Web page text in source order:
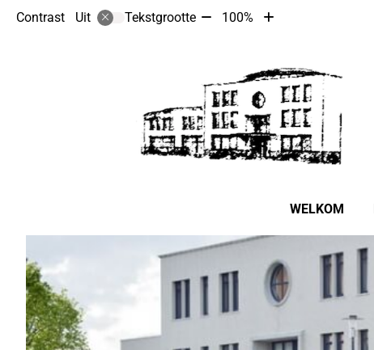
Contrast Uit Tekstgrootte Tekst100%
Tekst
10%
WELKOM